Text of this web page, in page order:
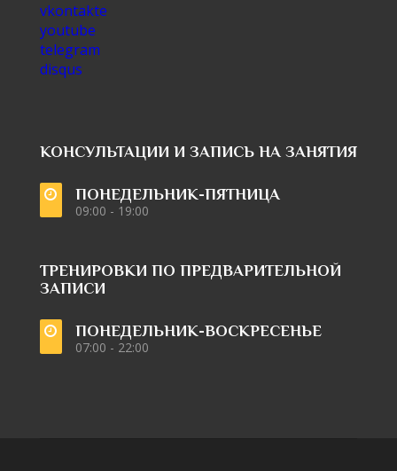
vkontakte
youtube
telegram
disqus
КОНСУЛЬТАЦИИ И ЗАПИСЬ НА ЗАНЯТИЯ
ПОНЕДЕЛЬНИК-ПЯТНИЦА
09:00 - 19:00
ТРЕНИРОВКИ ПО ПРЕДВАРИТЕЛЬНОЙ
ЗАПИСИ
ПОНЕДЕЛЬНИК-ВОСКРЕСЕНЬЕ
07:00 - 22:00